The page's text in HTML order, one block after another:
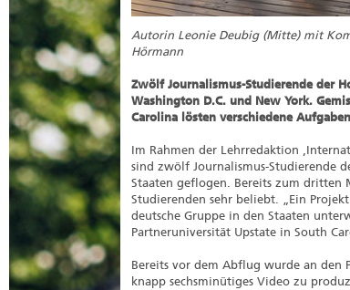
Autorin Leonie Deubig (Mitte) mit
Hörmann
Zwölf Journalismus-Studierende der
Washington D.C. und New York.
Carolina lösten verschiedene
Im Rahmen der Lehrredaktion
sind zwölf Journalismus-Studierende
Staaten geflogen. Bereits zum dritten
Studierenden sehr beliebt. „Ein
deutsche Gruppe in den Staaten
Partneruniversität Upstate in South
Bereits vor dem Abflug wurde an den
knapp sechsminütiges Video zu